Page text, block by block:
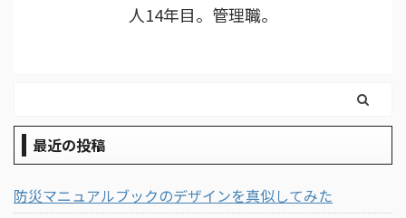
人14年目。管理職。
最近の投稿
防災マニュアルブックのデザインを真似してみた